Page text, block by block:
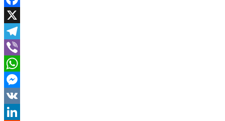
Facebook
X
Telegram
Viber
WhatsApp
Messenger
VK